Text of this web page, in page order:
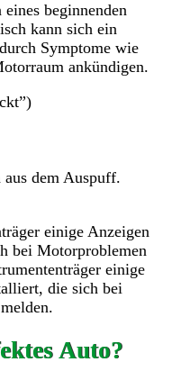
beginnenden
kann sich ein
Symptome wie
ankündigen.
dem Auspuff.
einige Anzeigen
bei Motorproblemen
einige
die sich bei
Auto?